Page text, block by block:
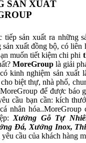
SẢN XUẤT
sản xuất ra những
xuất đồng bộ, có liên
muốn tiết kiệm chi phi
MoreGrouplà giải
kinh nghiệm sản xuất
biệt thự, nhà phố,
để được báo
cầu bạn cần: kích
nhân hóa..MoreGroup
Xưởng Gỗ Tự
Đá, Xưởng Inox,
cầu của khách hàng